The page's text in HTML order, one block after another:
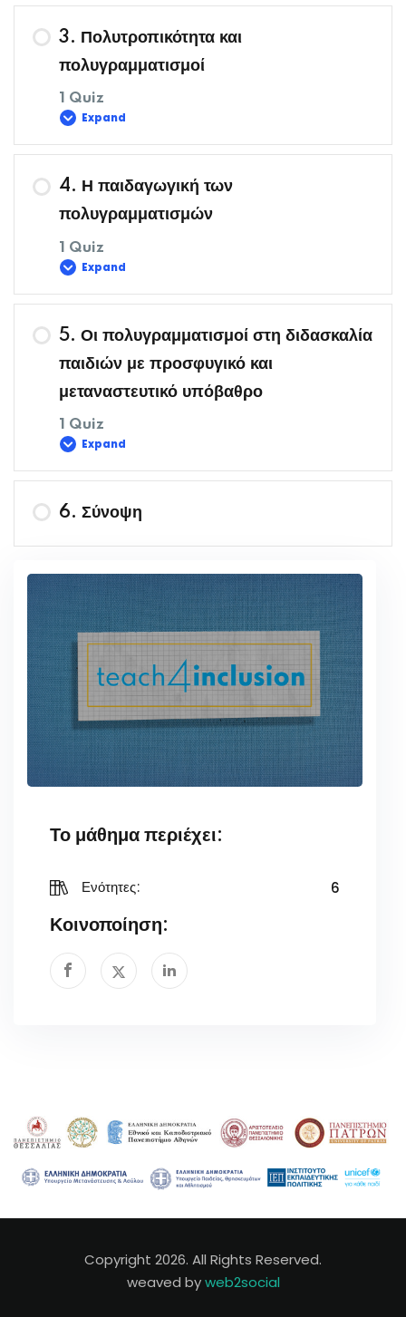
Περιεχόμενο Μαθήματος
Δραστηριότητα 1
3. Πολυτροπικότητα και
πολυγραμματισμοί
1 Quiz
Expand
Περιεχόμενο Μαθήματος
Δραστηριότητες
4. Η παιδαγωγική των
πολυγραμματισμών
1 Quiz
Expand
Περιεχόμενο Μαθήματος
5. Οι πολυγραμματισμοί στη διδασκαλία
παιδιών με προσφυγικό και
μεταναστευτικό υπόβαθρο
1 Quiz
Expand
Περιεχόμενο Μαθήματος
Δραστηριότητα 5
6. Σύνοψη
Το μάθημα περιέχει:
Ενότητες: 6
Κοινοποίηση:
Copyright 2026. All Rights Reserved.
weaved byweb2social